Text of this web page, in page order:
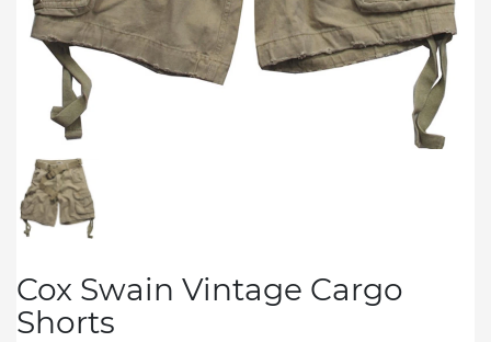
Cox Swain Vintage Cargo
Shorts